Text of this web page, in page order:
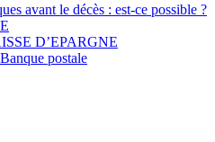
avant le décès : est-ce possible ?
D’EPARGNE
postale